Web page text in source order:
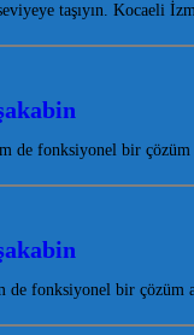
taşıyın. Kocaeli
fonksiyonel bir çözüm
fonksiyonel bir çözüm